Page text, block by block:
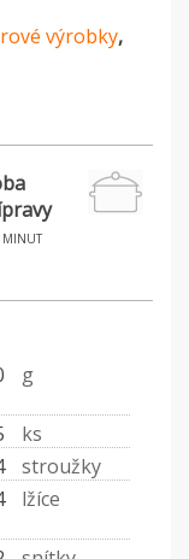
výrobky,
minut
g
ks
stroužky
lžíce